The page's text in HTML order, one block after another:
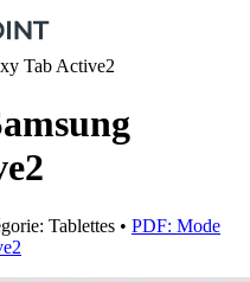
Tab Active2
Tablettes • PDF: Mode